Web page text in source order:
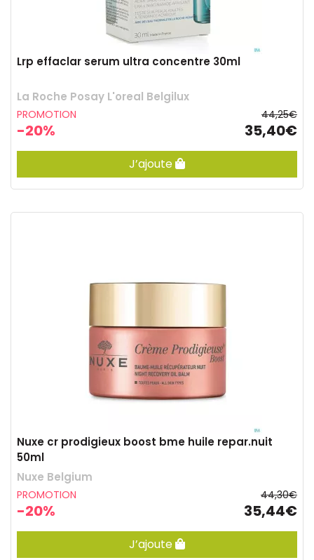
Lrp effaclar serum ultra concentre 30ml
La Roche Posay L'oreal Belgilux
PROMOTION
-20%
44,25€
35,40€
J’ajoute
Nuxe cr prodigieux boost bme huile repar.nuit
50ml
Nuxe Belgium
PROMOTION
-20%
44,30€
35,44€
J’ajoute